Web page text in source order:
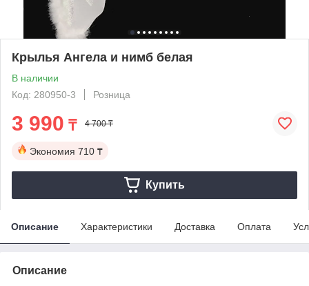
Крылья Ангела и нимб белая
В наличии
Код: 280950-3
Розница
3 990 ₸ 4 700 ₸
Экономия 710 ₸
Купить
Описание Характеристики Доставка Оплата
Описание